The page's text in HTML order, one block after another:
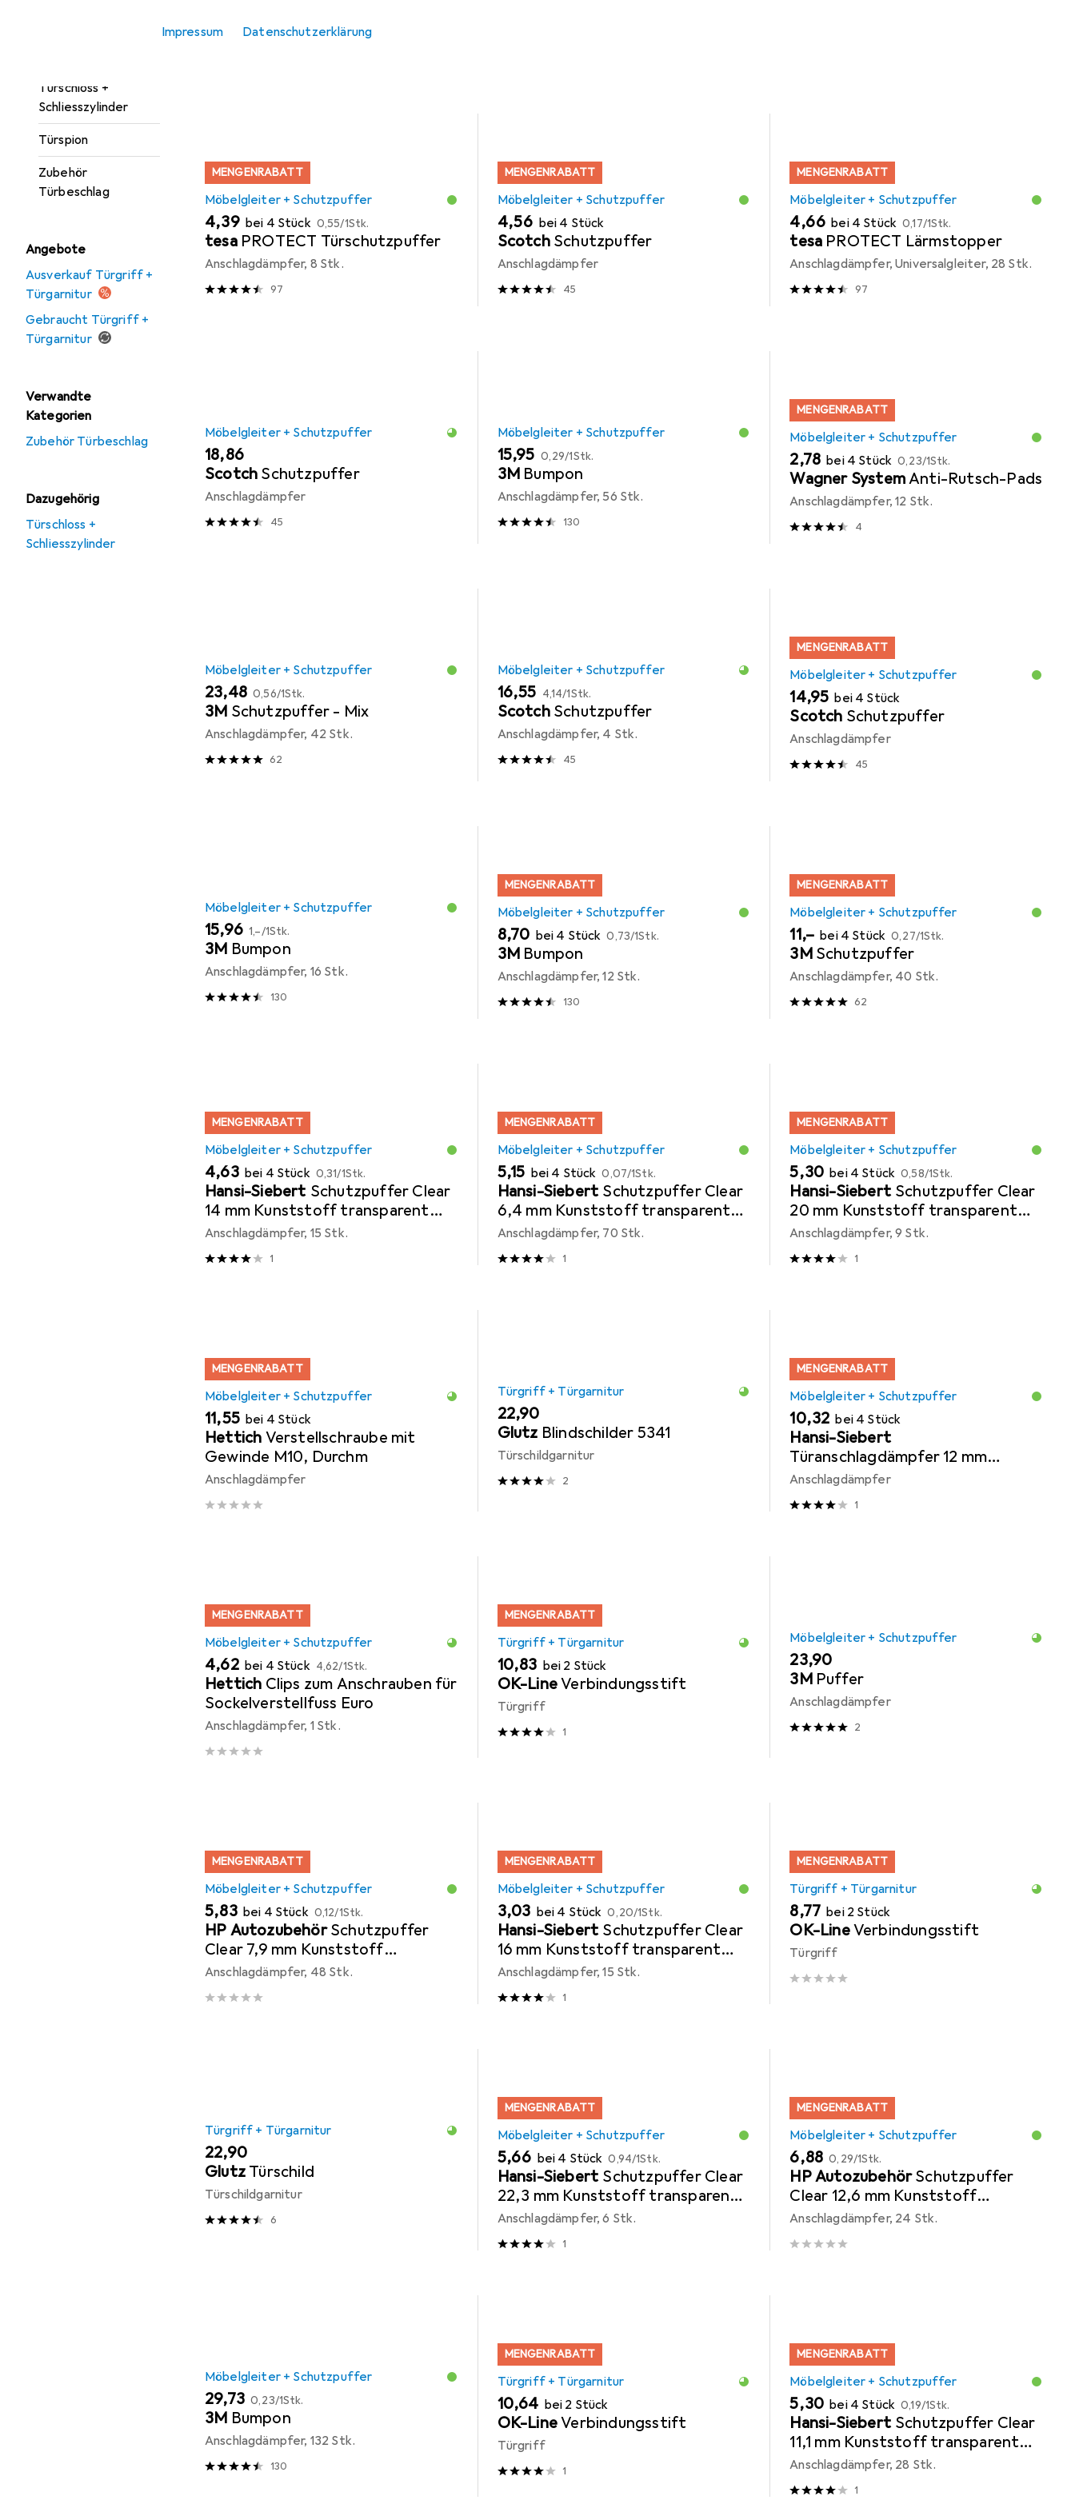
Impressum Datenschutzerklärung
Türschloss +
Schliesszylinder
Türspion
Zubehör
Türbeschlag
Angebote
Ausverkauf Türgriff +
Türgarnitur
Gebraucht Türgriff +
Türgarnitur
Verwandte
Kategorien
Zubehör Türbeschlag
Dazugehörig
Türschloss +
Schliesszylinder
MENGENRABATT
Möbelgleiter + Schutzpuffer
EUR
4,39 bei 4 Stück EUR
0,55/1Stk.
tesa PROTECT Türschutzpuffer
Anschlagdämpfer, 8 Stk.
97
MENGENRABATT
Möbelgleiter + Schutzpuffer
EUR
4,56 bei 4 Stück
Scotch Schutzpuffer
Anschlagdämpfer
45
MENGENRABATT
Möbelgleiter + Schutzpuffer
EUR
4,66 bei 4 Stück EUR
0,17/1Stk.
tesa PROTECT Lärmstopper
Anschlagdämpfer, Universalgleiter, 28 Stk.
97
Möbelgleiter + Schutzpuffer
EUR
18,86
Scotch Schutzpuffer
Anschlagdämpfer
45
Möbelgleiter + Schutzpuffer
EUR
15,95 EUR
0,29/1Stk.
3M Bumpon
Anschlagdämpfer, 56 Stk.
130
MENGENRABATT
Möbelgleiter + Schutzpuffer
EUR
2,78 bei 4 Stück EUR
0,23/1Stk.
Wagner SystemAnti-Rutsch-Pads
Anschlagdämpfer, 12 Stk.
4
Möbelgleiter + Schutzpuffer
EUR
23,48 EUR
0,56/1Stk.
3M Schutzpuffer - Mix
Anschlagdämpfer, 42 Stk.
62
Möbelgleiter + Schutzpuffer
EUR
16,55 EUR
4,14/1Stk.
Scotch Schutzpuffer
Anschlagdämpfer, 4 Stk.
45
MENGENRABATT
Möbelgleiter + Schutzpuffer
EUR
14,95 bei 4 Stück
Scotch Schutzpuffer
Anschlagdämpfer
45
Möbelgleiter + Schutzpuffer
EUR
15,96 EUR
1,–/1Stk.
3M Bumpon
Anschlagdämpfer, 16 Stk.
130
MENGENRABATT
Möbelgleiter + Schutzpuffer
EUR
8,70 bei 4 Stück EUR
0,73/1Stk.
3M Bumpon
Anschlagdämpfer, 12 Stk.
130
MENGENRABATT
Möbelgleiter + Schutzpuffer
EUR
11,– bei 4 Stück EUR
0,27/1Stk.
3M Schutzpuffer
Anschlagdämpfer, 40 Stk.
62
MENGENRABATT
Möbelgleiter + Schutzpuffer
EUR
4,63 bei 4 Stück EUR
0,31/1Stk.
Hansi-Siebert Schutzpuffer Clear
14 mm Kunststoff transparent
Koni selbstklebend
Anschlagdämpfer, 15 Stk.
1
MENGENRABATT
Möbelgleiter + Schutzpuffer
EUR
5,15 bei 4 Stück EUR
0,07/1Stk.
Hansi-Siebert Schutzpuffer Clear
6,4 mm Kunststoff transparent
Linse selbstklebend
Anschlagdämpfer, 70 Stk.
1
MENGENRABATT
Möbelgleiter + Schutzpuffer
EUR
5,30 bei 4 Stück EUR
0,58/1Stk.
Hansi-Siebert Schutzpuffer Clear
20 mm Kunststoff transparent
Koni selbstklebend
Anschlagdämpfer, 9 Stk.
1
MENGENRABATT
Möbelgleiter + Schutzpuffer
EUR
11,55 bei 4 Stück
Hettich Verstellschraube mit
Gewinde M10, Durchm
Anschlagdämpfer
Türgriff + Türgarnitur
EUR
22,90
Glutz Blindschilder 5341
Türschildgarnitur
2
MENGENRABATT
Möbelgleiter + Schutzpuffer
EUR
10,32 bei 4 Stück
Hansi-Siebert
Türanschlagdämpfer 12 mm
Kunststoff klar selbstklebend
Anschlagdämpfer
1
MENGENRABATT
Möbelgleiter + Schutzpuffer
EUR
4,62 bei 4 Stück EUR
4,62/1Stk.
Hettich Clips zum Anschrauben für
Sockelverstellfuss Euro
Anschlagdämpfer, 1 Stk.
MENGENRABATT
Türgriff + Türgarnitur
EUR
10,83 bei 2 Stück
OK-LineVerbindungsstift
Türgriff
1
Möbelgleiter + Schutzpuffer
EUR
23,90
3M Puffer
Anschlagdämpfer
2
MENGENRABATT
Möbelgleiter + Schutzpuffer
EUR
5,83 bei 4 Stück EUR
0,12/1Stk.
HP Autozubehör Schutzpuffer
Clear 7,9 mm Kunststoff
transparent Linse selbstklebend
Anschlagdämpfer, 48 Stk.
MENGENRABATT
Möbelgleiter + Schutzpuffer
EUR
3,03 bei 4 Stück EUR
0,20/1Stk.
Hansi-Siebert Schutzpuffer Clear
16 mm Kunststoff transparent
Linse selbstklebend
Anschlagdämpfer, 15 Stk.
1
MENGENRABATT
Türgriff + Türgarnitur
EUR
8,77 bei 2 Stück
OK-LineVerbindungsstift
Türgriff
Türgriff + Türgarnitur
EUR
22,90
Glutz Türschild
Türschildgarnitur
6
MENGENRABATT
Möbelgleiter + Schutzpuffer
EUR
5,66 bei 4 Stück EUR
0,94/1Stk.
Hansi-Siebert Schutzpuffer Clear
22,3 mm Kunststoff transparent
Sofo selbstklebend
Anschlagdämpfer, 6 Stk.
1
MENGENRABATT
Möbelgleiter + Schutzpuffer
EUR
6,88 EUR
0,29/1Stk.
HP AutozubehörSchutzpuffer
Clear 12,6 mm Kunststoff
transparent Quadrat
selbstklebend
Anschlagdämpfer, 24 Stk.
Möbelgleiter + Schutzpuffer
EUR
29,73 EUR
0,23/1Stk.
3M Bumpon
Anschlagdämpfer, 132 Stk.
130
MENGENRABATT
Türgriff + Türgarnitur
EUR
10,64 bei 2 Stück
OK-LineVerbindungsstift
Türgriff
1
MENGENRABATT
Möbelgleiter + Schutzpuffer
EUR
5,30 bei 4 Stück EUR
0,19/1Stk.
Hansi-Siebert Schutzpuffer Clear
11,1 mm Kunststoff transparent
Linse selbstklebend
Anschlagdämpfer, 28 Stk.
1